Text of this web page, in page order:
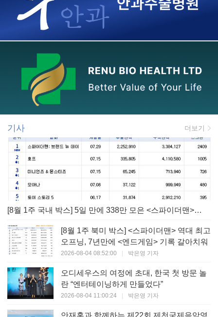
기사 더보기
[8월 1주 국내 박스] 5일 만에 338만 모은 <스파이더맨> 극장가 235% 대반등, <호프>는 400만 돌파
[8월 1주 북미 박스] <스파이더맨> 역대 최고
오프닝, 7년만에 <엔드게임> 기록 갈아치워
2026-08-04 08:52:00 | 박은영 기자
오디세우스의 여정에 초대, 한국 첫 방문 놀
란 “엔터테이닝하게 만들었다”
2026-08-04 11:00:24 | 박은영 기자
안재홍과 함께하는 제22회 제천국제음악영